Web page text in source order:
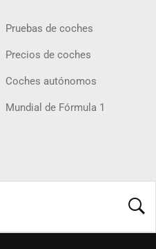
Pruebas de coches
Precios de coches
Coches autónomos
Mundial de Fórmula 1